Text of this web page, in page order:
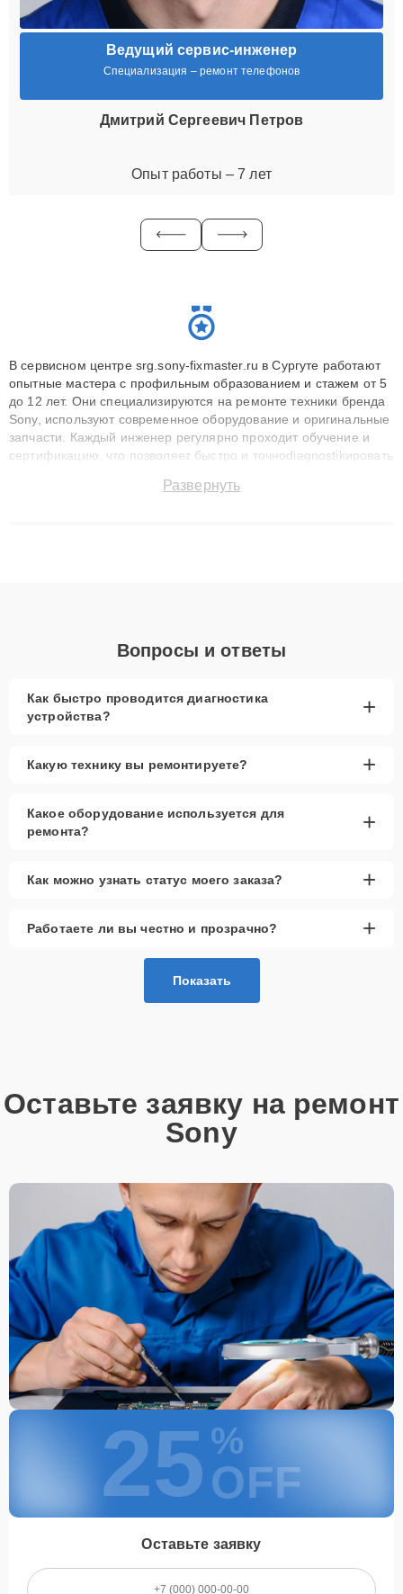
Ведущий сервис-инженер
Специализация – ремонт телефонов
Дмитрий Сергеевич Петров
Опыт работы – 7 лет
В сервисном центре srg.sony-fixmaster.ru в Сургуте работают
опытные мастера с профильным образованием и стажем от 5
до 12 лет. Они специализируются на ремонте техники бренда
Sony, используют современное оборудование и оригинальные
запчасти. Каждый инженер регулярно проходит обучение и
сертификацию, что позволяет быстро и точноdiagnostikировать
до 3 лет. Наши мастера решают сложные случаи: от замены
Развернуть
Вопросы и ответы
Как быстро проводится диагностика
устройства?
+
Какую технику вы ремонтируете? +
Какое оборудование используется для
ремонта?
+
Как можно узнать статус моего заказа? +
Работаете ли вы честно и прозрачно? +
Показать
Оставьте заявку на ремонт
Sony
25 %
OFF
Оставьте заявку